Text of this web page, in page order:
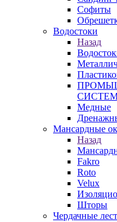
Софиты
Водостоки
Назад
Медные
Мансардные
Назад
Fakro
Roto
Velux
Шторы
Чердачные